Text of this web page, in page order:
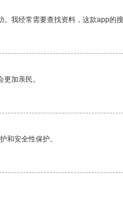
我经常需要查找资料，这款app的
加亲民。
和安全性保护。